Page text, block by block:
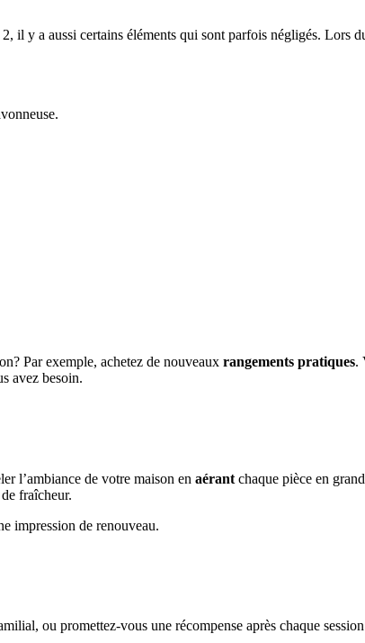
il y a aussi certains éléments qui sont parfois négligés. Lors
Par exemple, achetez de nouveaux rangements pratiques.
avez besoin.
l’ambiance de votre maison en aérant chaque pièce en
fraîcheur.
impression de renouveau.
ou promettez-vous une récompense après chaque